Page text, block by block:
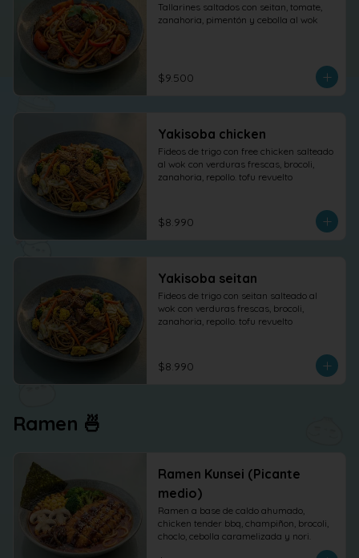
Tallarines saltados con seitan, tomate,
zanahoria, pimentón y cebolla al wok
$9.500
Yakisoba chicken
Fideos de trigo con free chicken salteado
al wok con verduras frescas, brocoli,
zanahoria, repollo. tofu revuelto
$8.990
Yakisoba seitan
Fideos de trigo con seitan salteado al
wok con verduras frescas, brocoli,
zanahoria, repollo. tofu revuelto
$8.990
Ramen 🍜
Ramen Kunsei (Picante
medio)
Ramen a base de caldo ahumado,
chicken tender bbq, champiñon, brocoli,
choclo, cebolla caramelizada y nori.